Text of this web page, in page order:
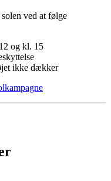
ved at følge
og kl. 15
ikke dækker